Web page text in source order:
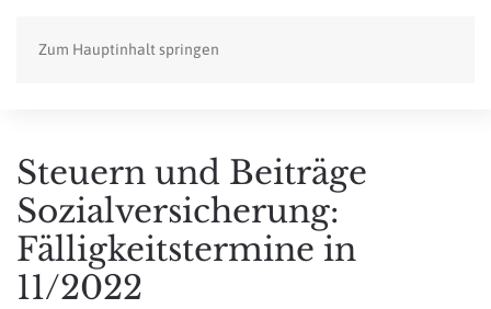
Zum Hauptinhalt springen
Steuern und Beiträge
Sozialversicherung:
Fälligkeitstermine in
11/2022